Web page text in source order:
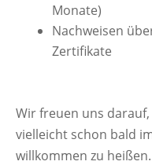
Monate)
Nachweisen
Zertifikate
Wir freuen uns
vielleicht schon bald
willkommen zu heißen.